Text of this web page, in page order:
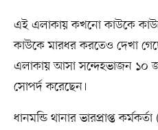
এই এলাকায় কখনো কাউকে
কাউকে মারধর করতেও দেখা
এলাকায় আসা সন্দেহভাজন
সোপর্দ করেছেন।
ধানমন্ডি থানার ভারপ্রাপ্ত